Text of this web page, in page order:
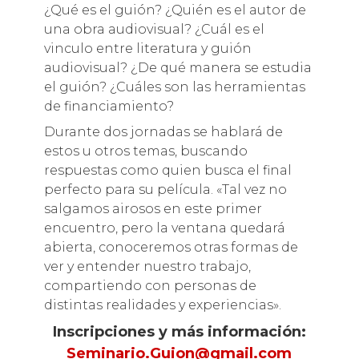
¿Qué es el guión? ¿Quién es el autor de
una obra audiovisual? ¿Cuál es el
vinculo entre literatura y guión
audiovisual? ¿De qué manera se estudia
el guión? ¿Cuáles son las herramientas
de financiamiento?
Durante dos jornadas se hablará de
estos u otros temas, buscando
respuestas como quien busca el final
perfecto para su película. «Tal vez no
salgamos airosos en este primer
encuentro, pero la ventana quedará
abierta, conoceremos otras formas de
ver y entender nuestro trabajo,
compartiendo con personas de
distintas realidades y experiencias».
Inscripciones y más información:
Seminario.Guion@gmail.com